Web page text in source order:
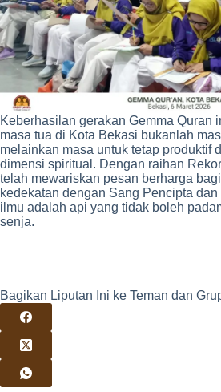
Keberhasilan gerakan Gemma Quran
masa tua di Kota Bekasi bukanlah
melainkan masa untuk tetap produktif
dimensi spiritual. Dengan raihan
telah mewariskan pesan berharga
kedekatan dengan Sang Pencipta
ilmu adalah api yang tidak boleh
senja.
Bagikan Liputan Ini ke Teman dan